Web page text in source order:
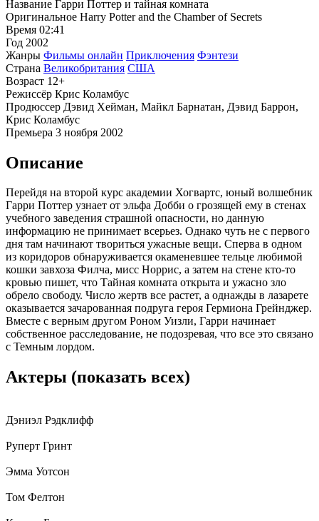
Название Гарри Поттер и тайная комната
Оригинальное Harry Potter and the Chamber of Secrets
Время 02:41
Год 2002
Жанры Фильмы онлайн Приключения Фэнтези
Страна Великобритания США
Возраст 12+
Режиссёр Крис Коламбус
Продюссер Дэвид Хейман, Майкл Барнатан, Дэвид Баррон,
Крис Коламбус
Премьера 3 ноября 2002
Описание
Перейдя на второй курс академии Хогвартс, юный волшебник
Гарри Поттер узнает от эльфа Добби о грозящей ему в стенах
учебного заведения страшной опасности, но данную
информацию не принимает всерьез. Однако чуть не с первого
дня там начинают твориться ужасные вещи. Сперва в одном
из коридоров обнаруживается окаменевшее тельце любимой
кошки завхоза Филча, мисс Норрис, а затем на стене кто-то
кровью пишет, что Тайная комната открыта и ужасно зло
обрело свободу. Число жертв все растет, а однажды в лазарете
оказывается зачарованная подруга героя Гермиона Грейнджер.
Вместе с верным другом Роном Уизли, Гарри начинает
собственное расследование, не подозревая, что все это связано
с Темным лордом.
Актеры (показать всех)
Дэниэл Рэдклифф
Руперт Гринт
Эмма Уотсон
Том Фелтон